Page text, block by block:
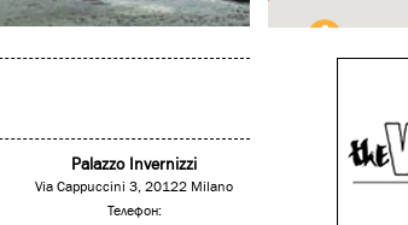
Palazzo Invernizzi
Via Cappuccini 3, 20122 Milano
Телефон: